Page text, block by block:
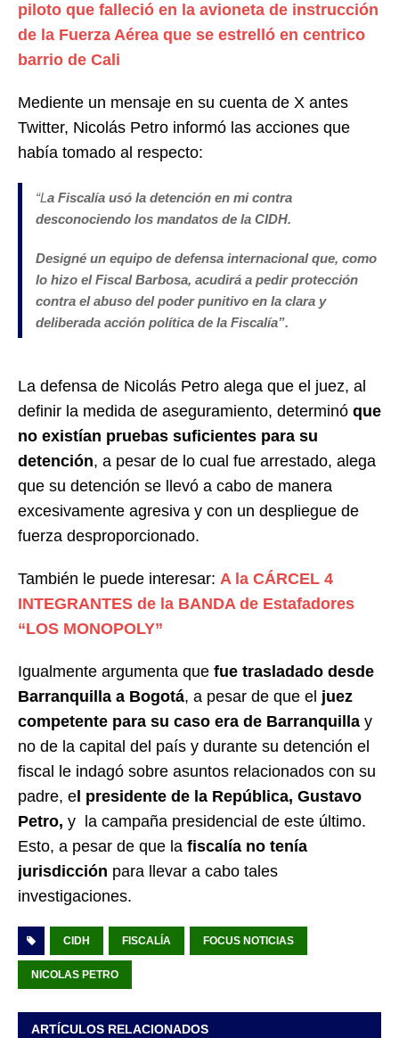
piloto que falleció en la avioneta de instrucción
de la Fuerza Aérea que se estrelló en centrico
barrio de Cali
Mediente un mensaje en su cuenta de X antes
Twitter, Nicolás Petro informó las acciones que
había tomado al respecto:
“L a Fiscalía usó la detención en mi contra
desconociendo los mandatos de la CIDH.
Designé un equipo de defensa internacional que, como
lo hizo el Fiscal Barbosa, acudirá a pedir protección
contra el abuso del poder punitivo en la clara y
deliberada acción política de la Fiscalía”.
La defensa de Nicolás Petro alega que el juez, al
definir la medida de aseguramiento, determinó que
no existían pruebas suficientes para su
detención, a pesar de lo cual fue arrestado, alega
que su detención se llevó a cabo de manera
excesivamente agresiva y con un despliegue de
fuerza desproporcionado.
También le puede interesar: A la CÁRCEL 4
INTEGRANTES de la BANDA de Estafadores
“LOS MONOPOLY”
Igualmente argumenta que fue trasladado desde
Barranquilla a Bogotá, a pesar de que el juez
competente para su caso era de Barranquilla y
no de la capital del país y durante su detención el
fiscal le indagó sobre asuntos relacionados con su
padre, e l presidente de la República, Gustavo
Petro, y la campaña presidencial de este último.
Esto, a pesar de que la fiscalía no tenía
jurisdicción para llevar a cabo tales
investigaciones.
CIDH FISCALÍA FOCUS NOTICIAS
NICOLAS PETRO
ARTÍCULOS RELACIONADOS